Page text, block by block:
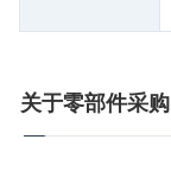
关于零部件采购